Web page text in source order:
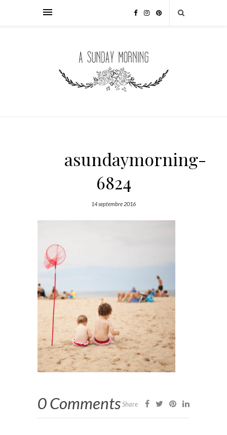
asundaymorning-
6824
14 septembre 2016
0 CommentsShare